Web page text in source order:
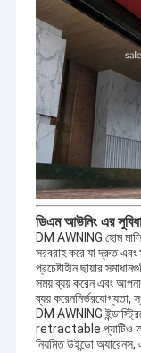
ডিএম আউনিং এর
DM AWNING হোম
সরবরাহ করে যা দ্রুত
প্রচেষ্টাহীন ছায়ার
সময় ব্যয় করেন এবং
ব্যয় করেননির্ভরযোগ্যতা,
DM AWNING
retractable প্যাটিও
নিয়মিত উইন্ডো